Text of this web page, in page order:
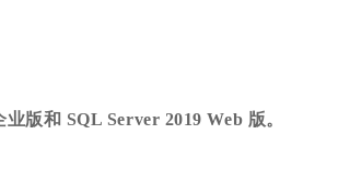
版和 SQL Server 2019 Web 版。